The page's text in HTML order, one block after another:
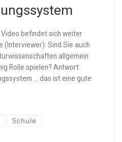
befindet sich weiter
(Interviewer): Sind Sie auch
allgemein
Rolle spielen? Antwort
… das ist eine gute
Schule